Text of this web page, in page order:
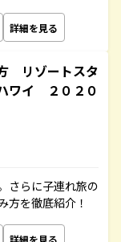
詳細を見る
リゾートスタ
ワイ ２０２０
さらに子連れ旅の
方を徹底紹介！
詳細を見る